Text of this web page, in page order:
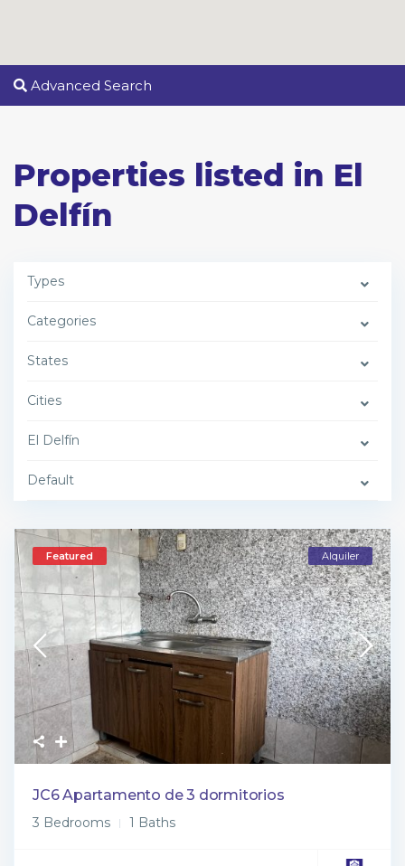
Advanced Search
Properties listed in El
Delfín
Types
Categories
States
Cities
El Delfín
Default
Featured Alquiler
JC6 Apartamento de 3 dormitorios
3 Bedrooms 1 Baths